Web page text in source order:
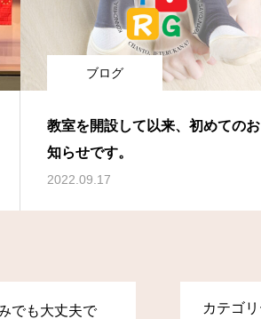
ブログ
教室を開設して以来、初めてのお
知らせです。
2022.09.17
でも大丈夫で